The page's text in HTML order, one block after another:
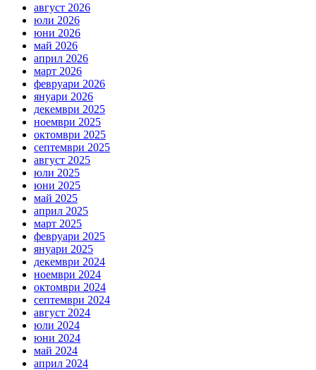
август 2026
юли 2026
юни 2026
май 2026
април 2026
март 2026
февруари 2026
януари 2026
декември 2025
ноември 2025
октомври 2025
септември 2025
август 2025
юли 2025
юни 2025
май 2025
април 2025
март 2025
февруари 2025
януари 2025
декември 2024
ноември 2024
октомври 2024
септември 2024
август 2024
юли 2024
юни 2024
май 2024
април 2024